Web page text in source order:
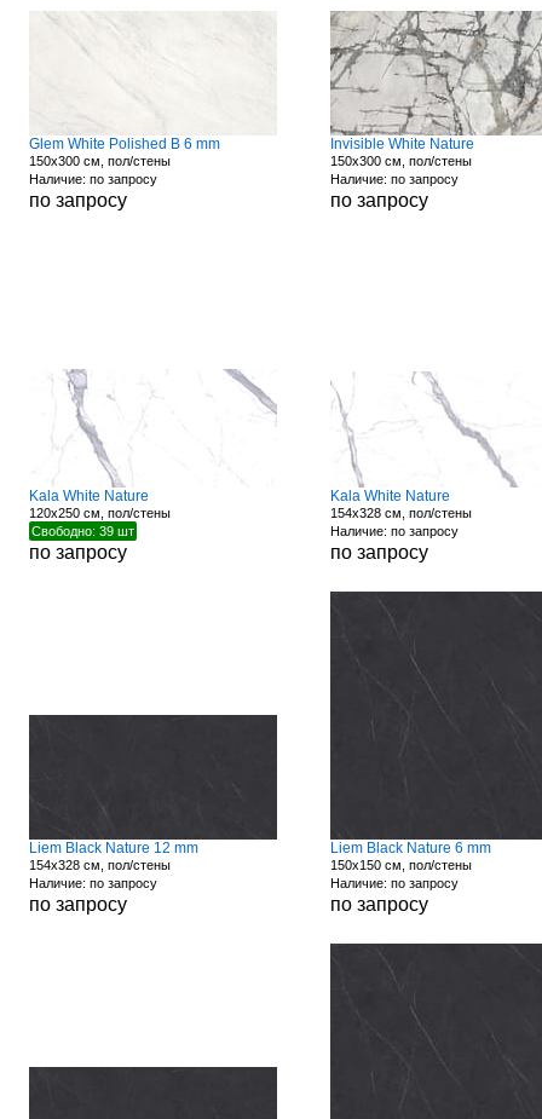
Glem White Polished B 6 mm
150x300 см, пол/стены
Наличие: по запросу
по запросу
Invisible White Nature
150x300 см, пол/стены
Наличие: по запросу
по запросу
Kala White Nature
120x250 см, пол/стены
Свободно: 39 шт
по запросу
Kala White Nature
154x328 см, пол/стены
Наличие: по запросу
по запросу
Liem Black Nature 12 mm
154x328 см, пол/стены
Наличие: по запросу
по запросу
Liem Black Nature 6 mm
150x150 см, пол/стены
Наличие: по запросу
по запросу